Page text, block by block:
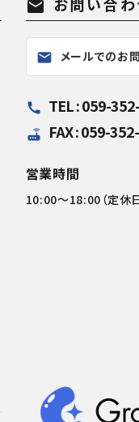
mail
mail メールでのお
call TEL : 059-
router FAX : 059-
営業時間
10:00～18:00（定休日